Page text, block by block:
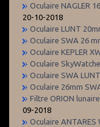
Oculaire NAGLER
20-10-2018
Oculaire LUNT
Oculaire SWA 26
Oculaire KEPLER
Oculaire
Oculaire SWA
Oculaire 26mm
Filtre ORION
09-2018
Oculaire ANTARES